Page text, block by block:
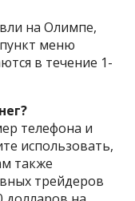
на Олимпе,
меню
в течение 1-
телефона и
использовать,
также
трейдеров